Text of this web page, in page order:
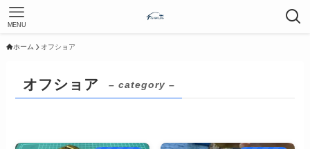
MENU
ホーム オフショア
オフショア – category –